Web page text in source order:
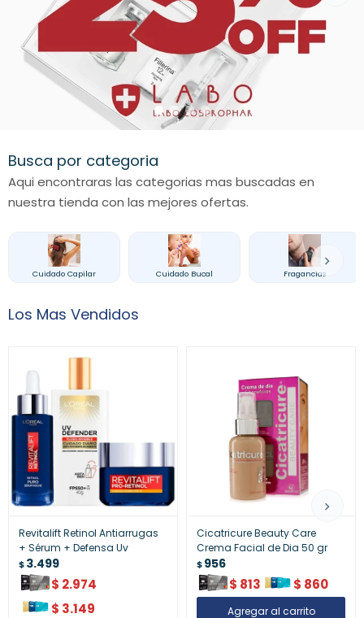
Busca por categoria
Aqui encontraras las categorias mas buscadas en
nuestra tienda con las mejores ofertas.
Cuidado Capilar Cuidado Bucal Fragancias
Los Mas Vendidos
Revitalift Retinol Antiarrugas
+ Sérum + Defensa Uv
$3.499
$ 2.974
$ 3.149
Cicatricure Beauty Care
Crema Facial de Dia 50 gr
$956
$ 813 $ 860